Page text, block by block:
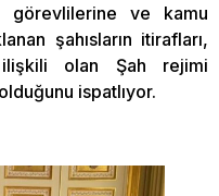
görevlilerine ve kamu
şahısların itirafları,
olan Şah rejimi
ispatlıyor.